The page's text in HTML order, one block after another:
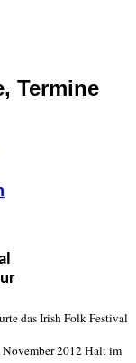
Termine
das Irish Folk Festival
November 2012 Halt im